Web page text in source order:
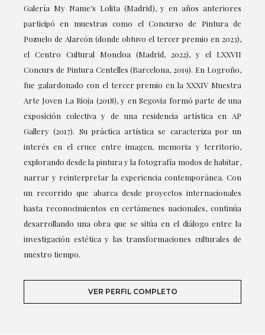
Galería My Name’s Lolita (Madrid), y en años anteriores
participó en muestras como el Concurso de Pintura de
Pozuelo de Alarcón (donde obtuvo el tercer premio en 2023),
el Centro Cultural Moncloa (Madrid, 2022), y el LXXVII
Concurs de Pintura Centelles (Barcelona, 2019). En Logroño,
fue galardonado con el tercer premio en la XXXIV Muestra
Arte Joven La Rioja (2018), y en Segovia formó parte de una
exposición colectiva y de una residencia artística en AP
Gallery (2017). Su práctica artística se caracteriza por un
interés en el cruce entre imagen, memoria y territorio,
explorando desde la pintura y la fotografía modos de habitar,
narrar y reinterpretar la experiencia contemporánea. Con
un recorrido que abarca desde proyectos internacionales
hasta reconocimientos en certámenes nacionales, continúa
desarrollando una obra que se sitúa en el diálogo entre la
investigación estética y las transformaciones culturales de
nuestro tiempo.
VER PERFIL COMPLETO